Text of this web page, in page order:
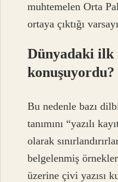
muhtemelen Orta
ortaya çıktığı
Dünyadaki ilk
konuşuyordu?
Bu nedenle bazı
tanımını “yazılı
olarak
belgelenmiş
üzerine çivi yazısı